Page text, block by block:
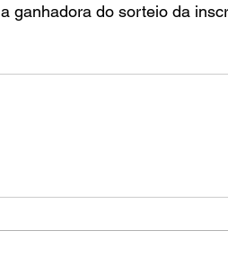
ganhadora do sorteio da